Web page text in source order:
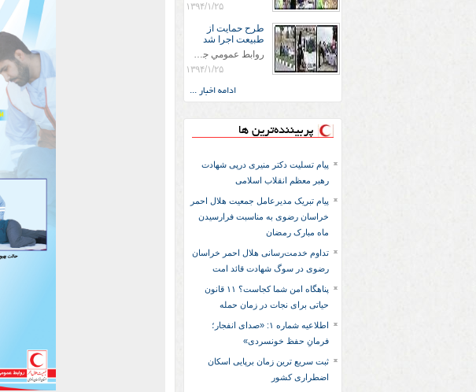
۱۳۹۴/۱/۲۵
طرح حمايت از
طبيعت اجرا شد
روابط عمومي جمعيت هلال احمر سرخس جمعيت هلال احمر سرخس در روز طبيعت جوانان جمعيت هلال احمر سرخس در راستاي حفاظت و حمايت از محيط زيست با انگيزه داشتن طبيعت زيبا و بدون زباله و جهت فرهنگ سازي طرح حمايت از طبيعت را اجرا نمودند. اين طرح با رويكرد حمايتي و اموزشي در خصوص اشتي باطبيعت اجرا شد و در اين طرح 700 عدد كيسه زباله وبروشور در خروجي هاي شهر بين همشهريان و مسافرين نوروزي توزيع گرديد و در راه بازگشت كيسه هاي زباله توسط همشهريان به مامورين محترم شهرداري مستقر در ورودي شهر
۱۳۹۴/۱/۲۵
ادامه اخبار ...
پربیننده‌ترین ها
پیام تسلیت دکتر منیری درپی شهادت
رهبر معظم انقلاب اسلامی
پیام تبریک مدیرعامل جمعیت هلال احمر
خراسان رضوی به مناسبت فرارسیدن
ماه مبارک رمضان
تداوم خدمت‌رسانی هلال احمر خراسان
رضوی در سوگ شهادت قائد امت
پناهگاه امن شما کجاست؟ ۱۱ قانون
حیاتی برای نجات در زمان حمله
اطلاعیه شماره ۱: «صدای انفجار؛
فرمانِ حفظ خونسردی»
ثبت سریع‌ ترین زمان برپایی اسکان
اضطراری کشور